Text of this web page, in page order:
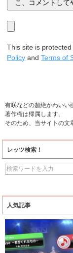
This site is
Policy andTerms of
有咲などの超絶かわいい
著作権は帰属します。
そのため、当サイトの文
レッツ検索！
人気記事